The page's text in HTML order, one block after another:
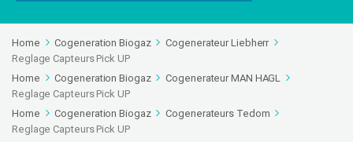
Home Cogeneration Biogaz
Cogenerateur Liebherr
Reglage Capteurs Pick UP
Home
Cogeneration Biogaz
Cogenerateur MAN HAGL
Reglage Capteurs Pick UP
Home
Cogeneration Biogaz
Cogenerateurs Tedom
Reglage Capteurs Pick UP